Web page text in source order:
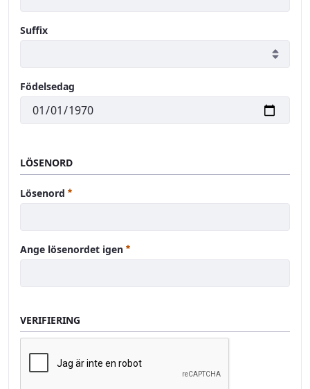
Suffix
Födelsedag
LÖSENORD
Lösenord Obligatoriskt
Ange lösenordet igen Obligatoriskt
VERIFIERING